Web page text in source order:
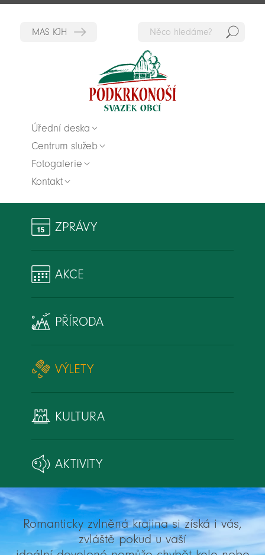
Úřední deska
Centrum služeb
Fotogalerie
Kontakt
ZPRÁVY
AKCE
PŘÍRODA
VÝLETY
KULTURA
AKTIVITY
Romanticky zvlněná krajina si získá i vás,
zvláště pokud u vaší